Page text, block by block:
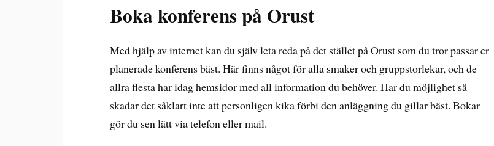
Boka konferens på Orust
Med hjälp av internet kan du själv leta reda på det stället på Orust som du tror passar er
planerade konferens bäst. Här finns något för alla smaker och gruppstorlekar, och de
allra flesta har idag hemsidor med all information du behöver. Har du möjlighet så
skadar det såklart inte att personligen kika förbi den anläggning du gillar bäst. Bokar
gör du sen lätt via telefon eller mail.